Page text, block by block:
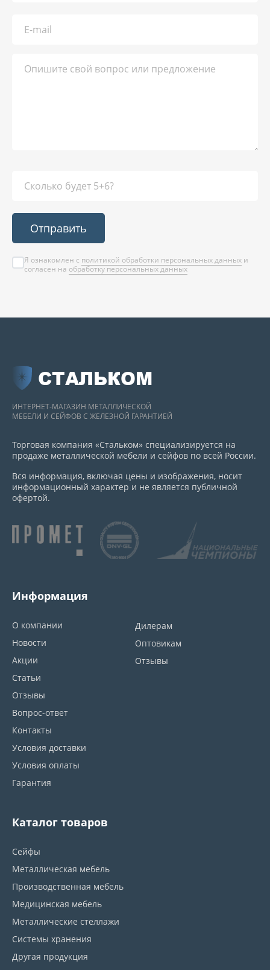
Отправить
Я ознакомлен с политикой обработки персональных данных и
согласен на обработку персональных данных
СТАЛЬКОМ
ИНТЕРНЕТ-МАГАЗИН МЕТАЛЛИЧЕСКОЙ
МЕБЕЛИ И СЕЙФОВ С ЖЕЛЕЗНОЙ ГАРАНТИЕЙ
Торговая компания «Стальком» специализируется на
продаже металлической мебели и сейфов по всей России.
Вся информация, включая цены и изображения, носит
информационный характер и не является публичной
офертой.
Информация
О компании
Новости
Акции
Статьи
Отзывы
Вопрос-ответ
Контакты
Условия доставки
Условия оплаты
Гарантия
Дилерам
Оптовикам
Отзывы
Каталог товаров
Сейфы
Металлическая мебель
Производственная мебель
Медицинская мебель
Металлические стеллажи
Системы хранения
Другая продукция